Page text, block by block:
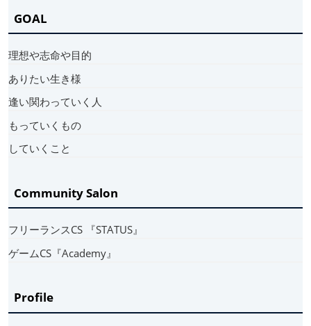
GOAL
理想や志命や目的
ありたい生き様
逢い関わっていく人
もっていくもの
していくこと
Community Salon
フリーランスCS 『STATUS』
ゲームCS『Academy』
Profile